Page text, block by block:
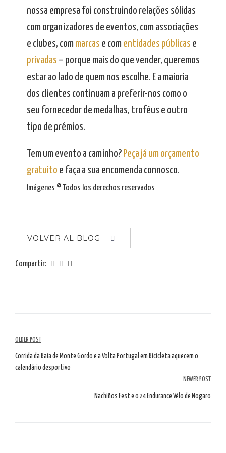
nossa empresa foi construindo relações sólidas
com organizadores de eventos, com associações
e clubes, com marcas e com entidades públicas e
privadas – porque mais do que vender, queremos
estar ao lado de quem nos escolhe. E a maioria
dos clientes continuam a preferir-nos como o
seu fornecedor de medalhas, troféus e outro
tipo de prémios.
Tem um evento a caminho? Peça já um orçamento
gratuito e faça a sua encomenda connosco.
Imágenes © Todos los derechos reservados
VOLVER AL BLOG
Compartir:
Navegación
por
OLDER POST
Corrida da Baía de Monte Gordo e a Volta Portugal em Bicicleta aquecem o
calendário desportivo
NEWER POST
Nachiños Fest e o 24 Endurance Vélo de Nogaro